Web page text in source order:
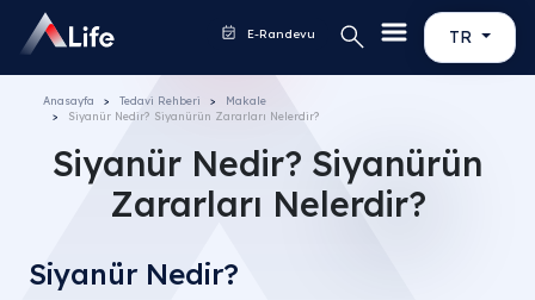
TR
E-Randevu
Anasayfa Tedavi Rehberi
Makale
Siyanür Nedir? Siyanürün Zararları Nelerdir?
Siyanür Nedir? Siyanürün
Zararları Nelerdir?
Siyanür Nedir?